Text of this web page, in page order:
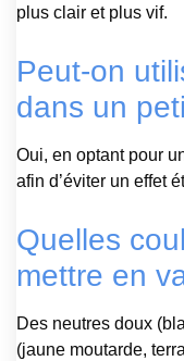
plus clair et plus vif.
Peut-on
dans un
Oui, en optant pour
afin d’éviter un effet
Quelles
mettre en
Des neutres doux
(jaune moutarde,